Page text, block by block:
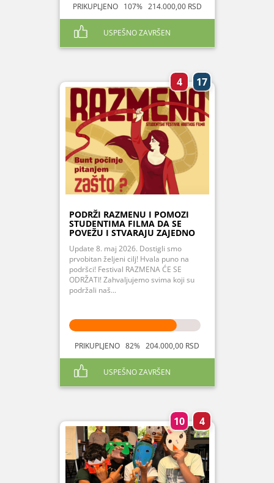
PRIKUPLJENO 107% 214.000,00 RSD
USPEŠNO ZAVRŠEN
4 17
PODRŽI RAZMENU I POMOZI
STUDENTIMA FILMA DA SE
POVEŽU I STVARAJU ZAJEDNO
Update 8. maj 2026. Dostigli smo
prvobitan željeni cilj! Hvala puno na
podršci! Festival RAZMENA ĆE SE
ODRŽATI! Zahvaljujemo svima koji su
podržali naš...
PRIKUPLJENO 82% 204.000,00 RSD
USPEŠNO ZAVRŠEN
10 4